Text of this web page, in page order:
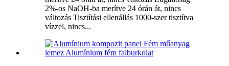
2%-os NaOH-ba merítve 24 órán át, nincs
változás Tisztítási ellenállás 1000-szer tisztítva
vízzel, nincs...